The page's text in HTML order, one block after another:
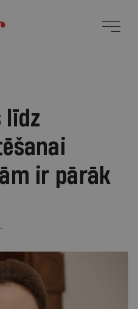
līdz
ir pārāk